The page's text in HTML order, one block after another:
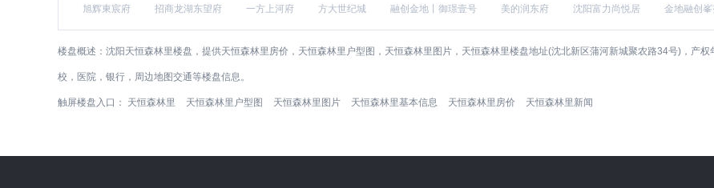
旭辉東宸府 招商龙湖东望府 一方上河府 方大世纪城 融创金地丨御璟壹号 美的润东府 沈阳富力尚悦居 金地融创
楼盘概述： 沈阳天恒森林里楼盘，提供天恒森林里房价，天恒森林里户型图，天恒森林里图片，天恒森林里楼盘地址(沈北新区蒲河新城聚农路34号)，产
校，医院，银行，周边地图交通等楼盘信息。
触屏楼盘入口： 天恒森林里 天恒森林里户型图 天恒森林里图片 天恒森林里基本信息 天恒森林里房价 天恒森林里新闻